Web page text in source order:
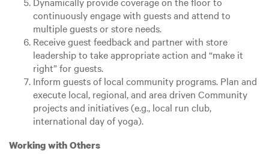
continuously engage with guests and attend to
multiple guests or store needs.
Receive guest feedback and partner with store
leadership to take appropriate action and “make it
right” for guests.
Inform guests of local community programs. Plan and
execute local, regional, and area driven Community
projects and initiatives (e.g., local run club,
international day of yoga).
Working with Others